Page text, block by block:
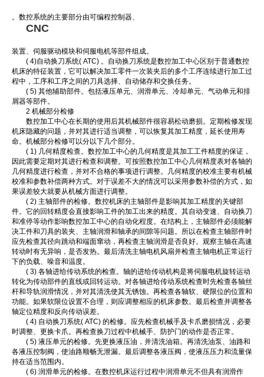
。数控系统的主要部分由可编程控制器、
CNC
装置、伺服驱动模块和伺服电机等部件组成。
( 4)自动换刀系统( ATC) 。自动换刀系统是数控加工中心区别于普通数控
机床的特征装置，它可以解决加工零件一次装夹后的多个工序连续进行加工过
程中，工序和工序之间的刀具选择、自动储存和交换任务。
( 5) 其他辅助部件。包括液压单元、润滑单元、冷却单元、气动单元和排
屑器等部件。
2 机械部分检修
数控加工中心在长期的使用后其机械部件很容易松动磨损。定期检修发现
机床隐藏的问题，并对其进行适当调整，可以恢复其加工精度，延长使用寿
命。机械部分检修可以分以下几个部分。
( 1) 几何精度检查。数控加工中心的几何精度是其加工工件精度的保证，
因此需要定期对其进行检查和调整。可按照数控加工中心几何精度表对各轴的
几何精度进行检查，并对不合格的事项进行调整。几何精度的校准主要有机械
校准和参数补偿两种方式。对于误差不大的情况可以采用参数补偿的方式，如
果误差较大就要从机械方面进行调整。
( 2) 主轴部件的检修。数控机床的主轴部件是影响其加工精度的关键部
件。它的回转精度会直接影响工件的加工出来的精度。其自动变速、自动换刀
和准停等动作影响数控加工中心的自动化程度。在结构上，主轴部件必须能解
决工件和刀具的装夹、主轴润滑和轴承的间隙等问题。所以在检查主轴部件时
应先检查其径向跳动和端面窜动，再检查主轴润滑是否良好。观察主轴在高速
转动时有无异响，是否发热。最后清洗主轴电机风扇并检查主轴电机正常运行
下的负载、噪音和温度。
( 3) 各轴进给传动系统的检查。轴的进给传动机构是将伺服电机旋转运动
转化为传动部件的直线或回转运动。对各轴进给传动系统检查时先检查各轴丝
杆和导轨润滑情况，并对其清洗使其无锈蚀。再检查各轴软、硬限位的位置和
功能。如果软限位设置不合理，则应调整相应的机床参数。最后检查并调整各
轴定位精度和反向传动误差。
( 4) 自动换刀系统( ATC) 的检修。应先检查机械手及卡爪磨损情况，必要
时调整、更换卡爪。再检查换刀过程中机械手、防护门的动作是否正常。
( 5) 液压单元的检修。先更换液压油，并清洗油箱。再清洗油泵、油路和
各液压控制阀，使油路顺畅无泄漏。最后调整各液压阀，使液压压力和流量保
持在适当范围内。
( 6) 润滑单元的检修。在数控机床运行过程中润滑单元不但具有润滑作